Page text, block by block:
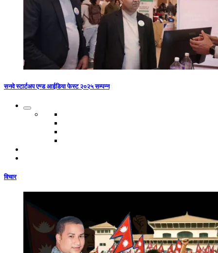
सनवे स्टार्टअप एण्ड आईडिया फेस्ट २०२५ सम्पन्न
विचार